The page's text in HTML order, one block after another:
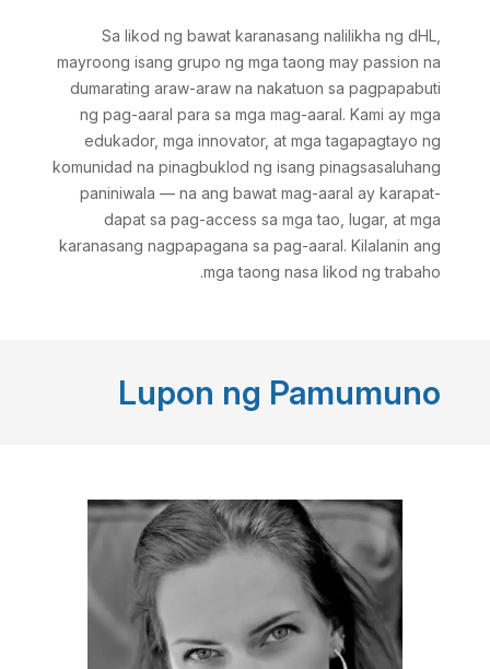
Sa likod ng bawat karanasang nalilikha ng dHL,
mayroong isang grupo ng mga taong may passion na
dumarating araw-araw na nakatuon sa pagpapabuti
ng pag-aaral para sa mga mag-aaral. Kami ay mga
edukador, mga innovator, at mga tagapagtayo ng
komunidad na pinagbuklod ng isang pinagsasaluhang
paniniwala — na ang bawat mag-aaral ay karapat-
dapat sa pag-access sa mga tao, lugar, at mga
karanasang nagpapagana sa pag-aaral. Kilalanin ang
mga taong nasa likod ng trabaho.
Lupon ng Pamumuno